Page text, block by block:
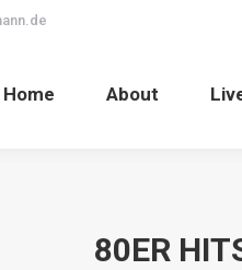
Home About
80ER